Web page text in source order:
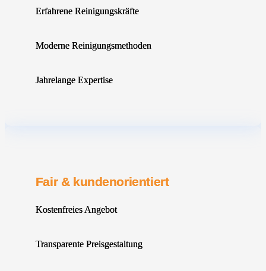
Erfahrene Reinigungskräfte
Moderne Reinigungsmethoden
Jahrelange Expertise
Fair & kundenorientiert
Kostenfreies Angebot
Transparente Preisgestaltung